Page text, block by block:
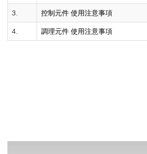
3. 控制元件 使用注意事項
4. 調理元件 使用注意事項